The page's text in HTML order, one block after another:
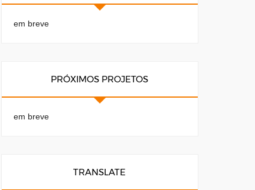
em breve
PRÓXIMOS PROJETOS
em breve
TRANSLATE